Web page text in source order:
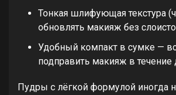
Тонкая шлифующая текстура
обновлять макияж без
Удобный компакт в сумке —
подправить макияж в течение
Пудры с лёгкой формулой иногда